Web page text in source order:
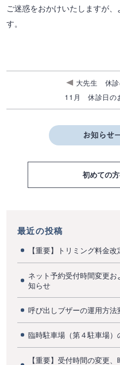
ご迷惑をおかけいたしますが
す。
大先生 休診
11月 休診日の
お知らせ
初めての
最近の投稿
【重要】トリミング料金
ネット予約受付時間変更
知らせ
呼び出しブザーの運用方法
臨時駐車場（第４駐車場）
【重要】受付時間の変更